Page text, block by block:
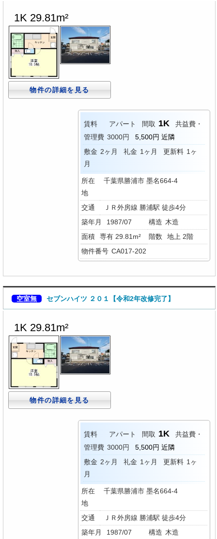
1K 29.81m²
物件の詳細を見る
賃料 アパート 間取 1K
共益費・
管理費 3000円
5,500円 近隣
敷金 2ヶ月 礼金 1ヶ月 更新料 1ヶ
月
所在
地
千葉県勝浦市 墨名664-4
交通
ＪＲ外房線 勝浦駅 徒歩4分
築年月
1987/07 構造 木造
面積
専有 29.81m² 階数
地上 2階
物件番号 CA017-202
空室無 セブンハイツ ２０１【令和2年改修完了】
1K 29.81m²
物件の詳細を見る
賃料 アパート 間取 1K
共益費・
管理費 3000円
5,500円 近隣
敷金 2ヶ月 礼金 1ヶ月 更新料 1ヶ
月
所在
地
千葉県勝浦市 墨名664-4
交通
ＪＲ外房線 勝浦駅 徒歩4分
築年月
1987/07 構造 木造